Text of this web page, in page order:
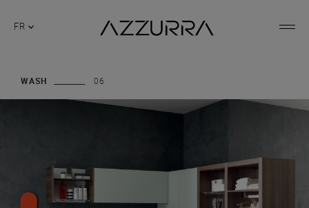
FR
WASH 06